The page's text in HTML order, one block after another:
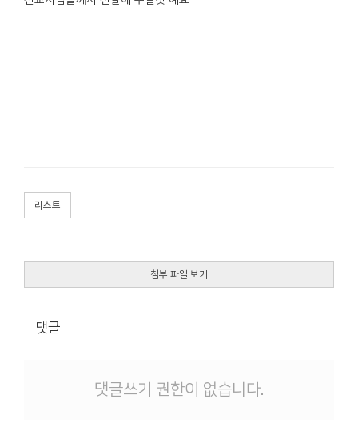
리스트
첨부 파일 보기
댓글
댓글쓰기 권한이 없습니다.